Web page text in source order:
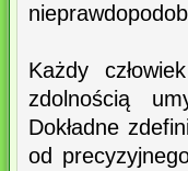
Każdy
zdolnością
Dokładne
od